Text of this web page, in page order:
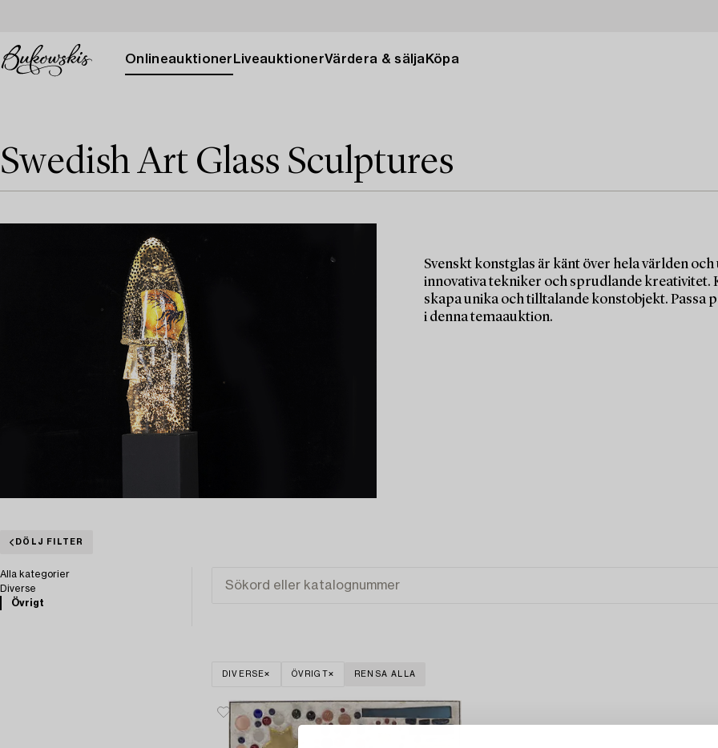
Onlineauktioner LiveauktionerVärdera & sälja Köpa
Swedish Art Glass Sculptures
Svenskt konstglas är känt över hela världen
innovativa tekniker och sprudlande kreativitet.
skapa unika och tilltalande konstobjekt. Passa
i denna temaauktion.
DÖLJ FILTER
Alla kategorier
Diverse
Övrigt
DIVERSE ÖVRIGT RENSA ALLA